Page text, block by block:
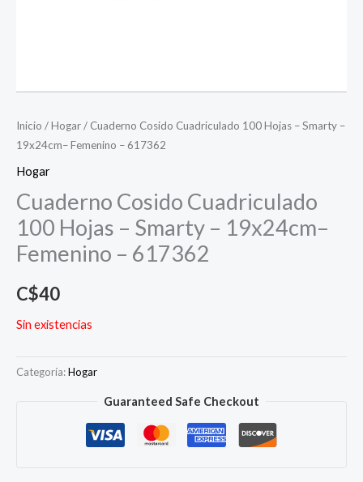
Inicio /Hogar/ Cuaderno Cosido Cuadriculado 100 Hojas – Smarty –
19x24cm– Femenino – 617362
Hogar
Cuaderno Cosido Cuadriculado
100 Hojas – Smarty – 19x24cm–
Femenino – 617362
C$40
Sin existencias
Categoría:Hogar
Guaranteed Safe Checkout